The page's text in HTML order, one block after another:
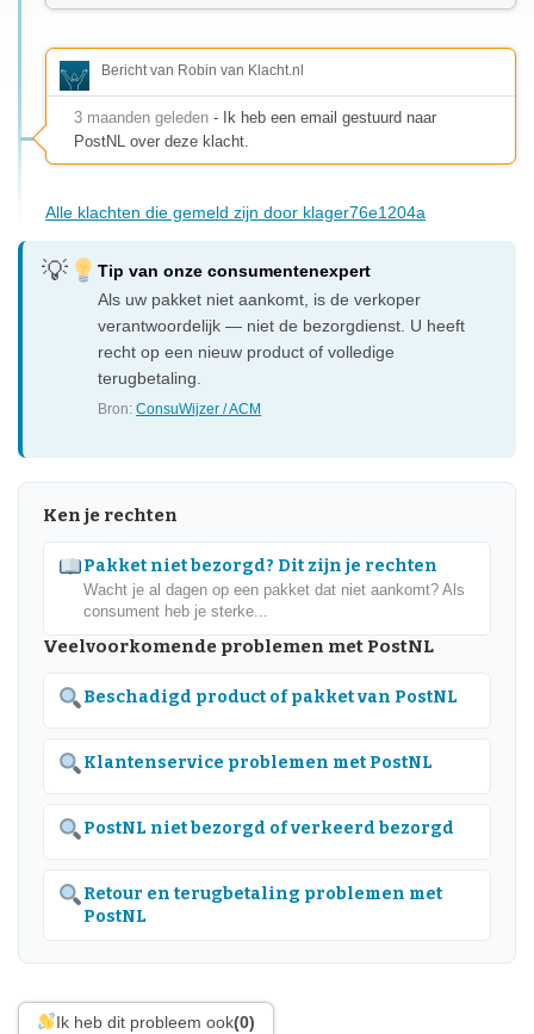
Bericht van Robin van Klacht.nl
3 maanden geleden - Ik heb een email gestuurd naar
PostNL over deze klacht.
Alle klachten die gemeld zijn door klager76e1204a
Tip van onze consumentenexpert
Als uw pakket niet aankomt, is de verkoper
verantwoordelijk — niet de bezorgdienst. U heeft
recht op een nieuw product of volledige
terugbetaling.
Bron:ConsuWijzer / ACM
Ken je rechten
Pakket niet bezorgd? Dit zijn je rechten
Wacht je al dagen op een pakket dat niet aankomt? Als
consument heb je sterke...
Veelvoorkomende problemen met PostNL
Beschadigd product of pakket van PostNL
Klantenservice problemen met PostNL
PostNL niet bezorgd of verkeerd bezorgd
Retour en terugbetaling problemen met
PostNL
Ik heb dit probleem ook(0)